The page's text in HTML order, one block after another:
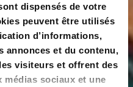
dispensés de votre
peuvent être utilisés
d’informations,
annonces et du contenu,
visiteurs et offrent des
sociaux et une
en sa qualité
réalise des
des
Ces traitements
répondre à votre
ainsi qu’à vos